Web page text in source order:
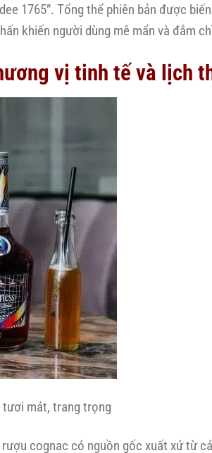
1765”. Tổng thể phiên bản được
khiến người dùng mê mẩn và đắm
vị tinh tế và lịch
tươi mát, trang trọng
cognac có nguồn gốc xuất xứ từ